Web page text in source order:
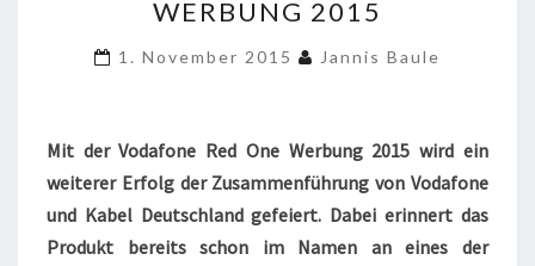
ONE
2015
WERBUNG 2015
1. November 2015 Jannis Baule
Mit der Vodafone Red One Werbung 2015 wird ein
weiterer Erfolg der Zusammenführung von Vodafone
und Kabel Deutschland gefeiert. Dabei erinnert das
Produkt bereits schon im Namen an eines der